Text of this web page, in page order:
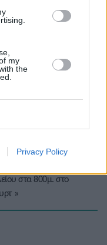
my
the
Privacy Policy
στα 800μ. στο
»